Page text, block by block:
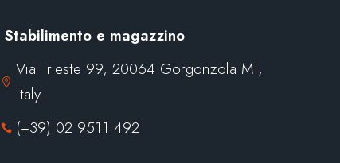
Stabilimento e magazzino

Via Trieste 99, 20064 Gorgonzola MI,
Italy
 (+39) 02 9511 492